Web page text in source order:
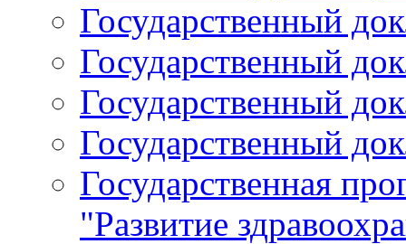
Государственный
Государственный
Государственный
Государственный
Государственная
"Развитие